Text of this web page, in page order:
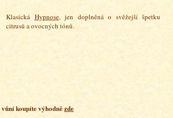
Klasická Hypnose, jen doplněná o svěžejší špetku
citrusů aovocných tónů.
koupíte výhodnězde